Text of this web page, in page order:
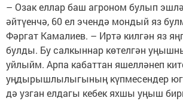
– Озак еллар баш агроном булып
әйтүенчә, 60 ел эчендә мондый яз
Фәргат Камалиев. – Иртә килгән яз
булды. Бу салкыннар көтелгән
уйлыйм. Арпа кабаттан яшелләнеп
уңдырышлылыгының күпмесендер
дә узган елдагы кебек яхшы уңыш